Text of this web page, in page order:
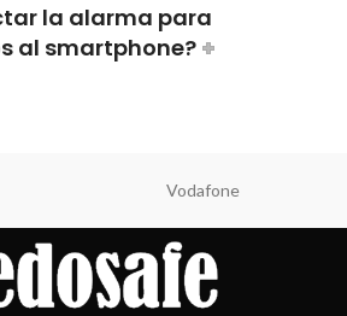
la alarma para
al smartphone?
Vodafone